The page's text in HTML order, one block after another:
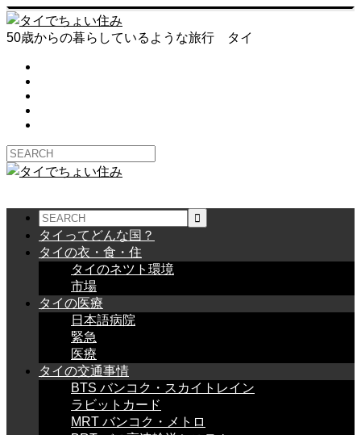
50歳からの暮らしているような旅行 タイ
タイってどんな国？
タイの衣・食・住
タイのネツト環境
市場
タイの医療
日本語病院
緊急
医療
タイの交通事情
BTS バンコク・スカイトレイン
ラビットカード
MRT バンコク・メトロ